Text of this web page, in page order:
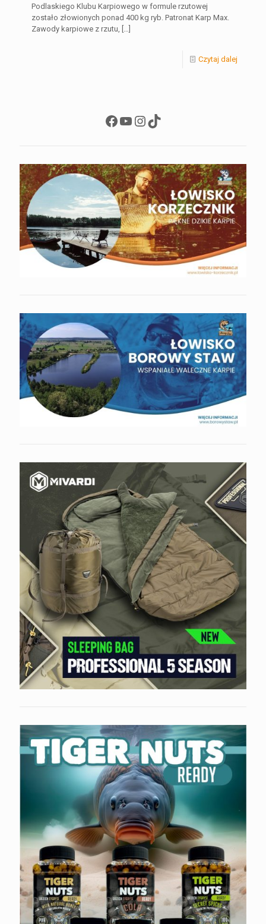
Podlaskiego Klubu Karpiowego w formule rzutowej
zostało złowionych ponad 400 kg ryb. Patronat Karp Max.
Zawody karpiowe z rzutu,
Czytaj dalej
Facebook
YouTube
Instagram
TikTok